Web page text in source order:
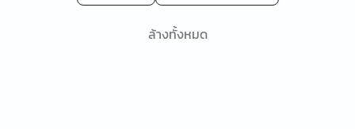
ล้างทั้งหมด